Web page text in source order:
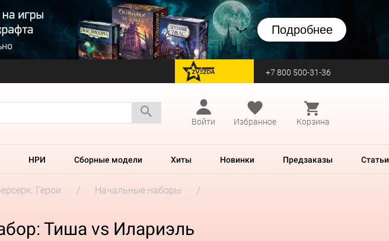
Подробнее
перейти на Zvezda +7 800 500-31-36
Войти
Избранное Корзина
НРИ Сборные модели Хиты Новинки Предзаказы Статьи
Герои
Начальные наборы
Тиша vs Илариэль